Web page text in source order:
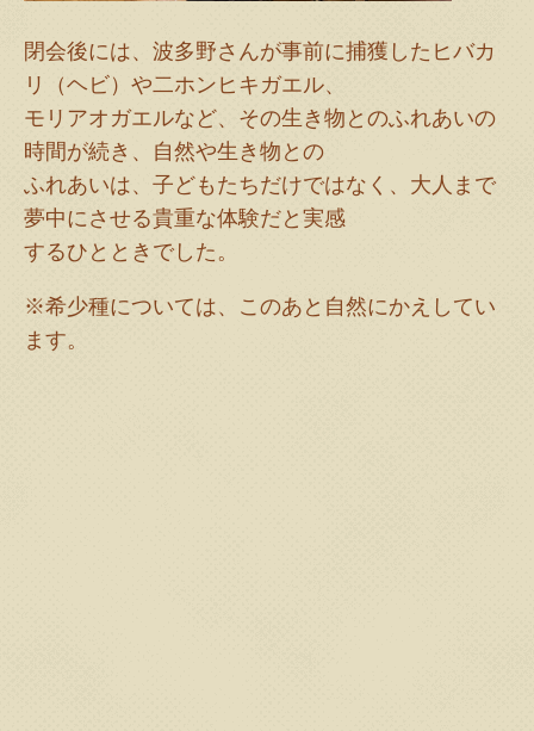
閉会後には、波多野さんが事前に捕獲したヒバカ
リ（ヘビ）や二ホンヒキガエル、
モリアオガエルなど、その生き物とのふれあいの
時間が続き、自然や生き物との
ふれあいは、子どもたちだけではなく、大人まで
夢中にさせる貴重な体験だと実感
するひとときでした。
※希少種については、このあと自然にかえしてい
ます。